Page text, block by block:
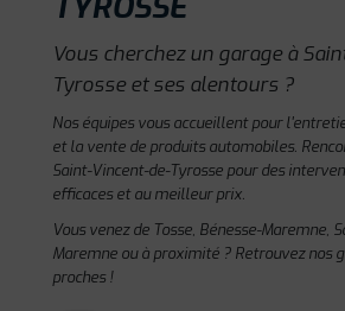
Vous cherchez un garage à
Tyrosse et ses alentours ?
Nos équipes vous accueillent pour
et la vente de produits automobiles.
Saint-Vincent-de-Tyrosse pour des
efficaces et au meilleur prix.
Vous venez de Tosse, Bénesse-Maremne,
Maremne ou à proximité ? Retrouvez nos
proches !